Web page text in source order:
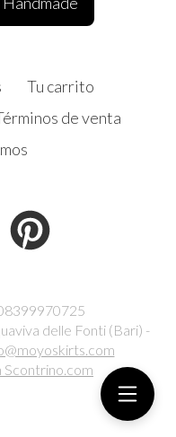
Tu carrito
de venta
delle Fonti (Bari) -
Scontrino.com